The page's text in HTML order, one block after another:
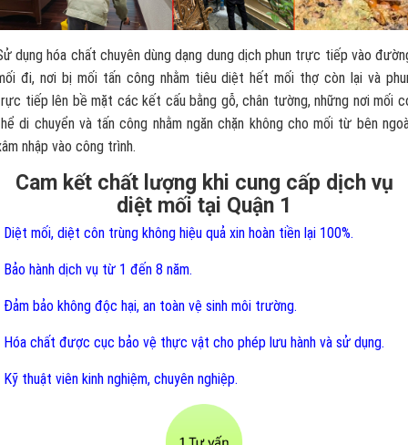
dụng hóa chất chuyên dùng dạng dung dịch phun trực tiếp vào
đi, nơi bị mối tấn công nhằm tiêu diệt hết mối thợ còn lại và
tiếp lên bề mặt các kết cấu bằng gỗ, chân tường, những nơi mối
di chuyển và tấn công nhằm ngăn chặn không cho mối từ bên
nhập vào công trình.
Cam kết chất lượng khi cung cấp dịch vụ
diệt mối tại Quận 1
Diệt mối, diệt côn trùng không hiệu quả xin hoàn tiền lại 100%.
Bảo hành dịch vụ từ 1 đến 8 năm.
Đảm bảo không độc hại, an toàn vệ sinh môi trường.
Hóa chất được cục bảo vệ thực vật cho phép lưu hành và sử dụng.
Kỹ thuật viên kinh nghiệm, chuyên nghiệp.